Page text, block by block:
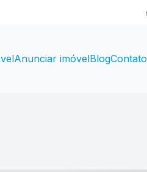
Anunciar imóvelBlogContato